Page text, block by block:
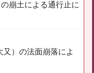
崩土による通行止に
）の法面崩落によ